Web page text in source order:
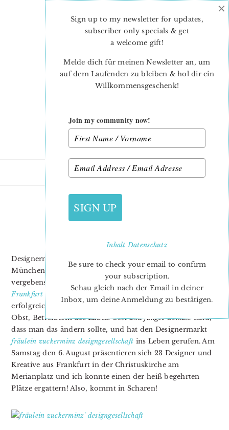
FRÄULEIN ZUCKERMINZ‘
DESIGNGESELLSCHAFT
Designermärkte wie man sie aus Berlin, Hamburg oder
München kennt, sucht man in Frankfurt bisher fast
vergebens. Einzig die Mode-und Designmesse
Frankfurt hat sich über die letzten Jahre als sehr
erfolgreiche Veranstaltung dieser Art etabliert. Kirsten
Obst, Betreiberin des LabelsObst und junges Gemüsefand,
dass man das ändern sollte, und hat den Designermarkt
fräulein zuckerminz designgesellschaft ins Leben gerufen. Am
Samstag den 6. August präsentieren sich 23 Designer und
Kreative aus Frankfurt in der Christuskirche am
Merianplatz und ich konnte einen der heiß begehrten
Plätze ergattern! Also, kommt in Scharen!
Sign up to my newsletter for updates,
subscriber only specials & get
a welcome gift!
Melde dich für meinen Newsletter an, um
auf dem Laufenden zu bleiben & hol dir ein
Willkommensgeschenk!
Join my community now!
SIGN UP
InhaltDatenschutz
Be sure to check your email to confirm
your subscription.
Schau gleich nach der Email in deiner
Inbox, um deine Anmeldung zu bestätigen.
×